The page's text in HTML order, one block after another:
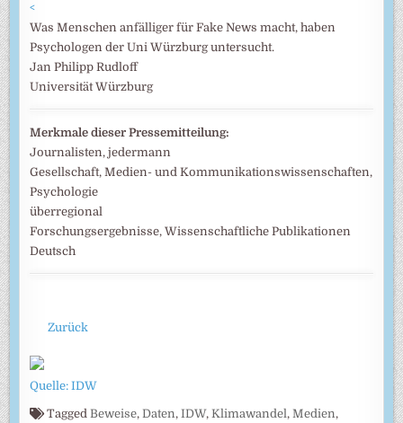
<
Was Menschen anfälliger für Fake News macht, haben
Psychologen der Uni Würzburg untersucht.
Jan Philipp Rudloff
Universität Würzburg
Merkmale dieser Pressemitteilung:
Journalisten, jedermann
Gesellschaft, Medien- und Kommunikationswissenschaften,
Psychologie
überregional
Forschungsergebnisse, Wissenschaftliche Publikationen
Deutsch
Zurück
Quelle: IDW
Tagged Beweise, Daten,IDW,Klimawandel, Medien,